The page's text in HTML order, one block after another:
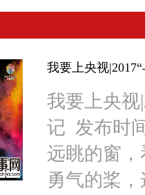
我要上央视
我要上央视
记 发布时
远眺的窗
勇气的桨